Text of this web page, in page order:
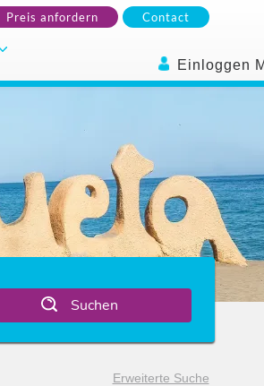
Preis anfordern Contact
Einloggen
Suchen
Erweiterte Suche